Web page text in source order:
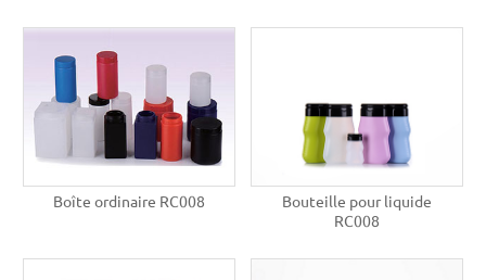
Boîte ordinaire RC008
Bouteille pour liquide
RC008